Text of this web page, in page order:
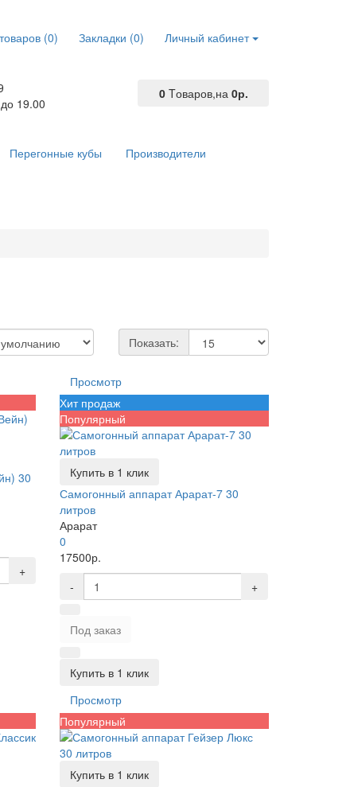
Личный кабинет
Закладки (0)
(0)
19.00
0 Tоваров,на 0р.
Перегонные кубы Производители
Показать:
30
+
Просмотр
Хит продаж
Популярный
Купить в 1 клик
Самогонный аппарат Арарат-7 30
литров
Арарат
0
17500р.
-
+
Под заказ
Купить в 1 клик
Просмотр
Популярный
Купить в 1 клик